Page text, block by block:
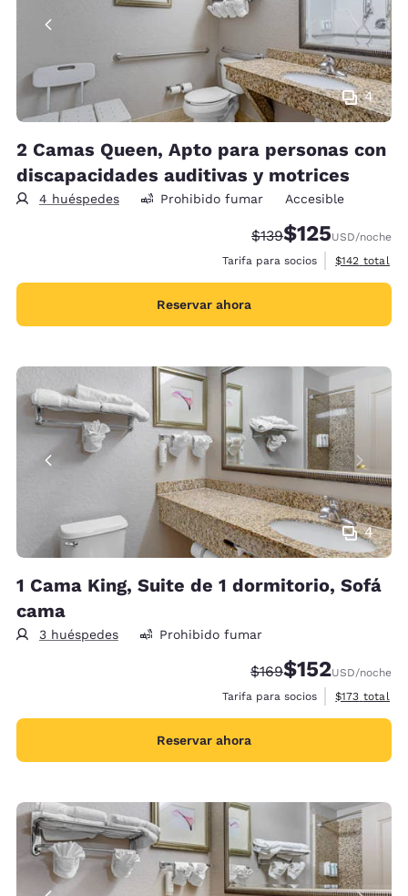
4
2 Camas Queen, Apto para personas con
discapacidades auditivas y motrices
4 huéspedes Prohibido fumar Accesible
Precio tachado:
$139Precio con
$125USD/noche
Tarifa para socios
Ver detalles
$142 total
Reservar ahora
4
1 Cama King, Suite de 1 dormitorio, Sofá
cama
3 huéspedes Prohibido fumar
Precio tachado:
$169Precio con
$152USD/noche
Tarifa para socios
Ver detalles
$173 total
Reservar ahora